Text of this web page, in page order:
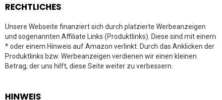
RECHTLICHES
Unsere Webseite finanziert sich durch platzierte Werbeanzeigen
und sogenannten Affiliate Links (Produktlinks). Diese sind mit einem
* oder einem Hinweis auf Amazon verlinkt. Durch das Anklicken der
Produktlinks bzw. Werbeanzeigen verdienen wir einen kleinen
Betrag, der uns hilft, diese Seite weiter zu verbessern.
HINWEIS